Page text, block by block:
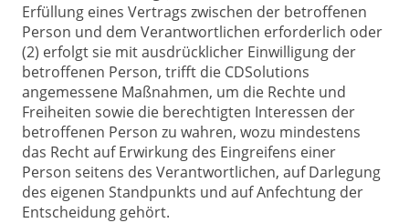
Erfüllung eines Vertrags zwischen der betroffenen
Person und dem Verantwortlichen erforderlich oder
(2) erfolgt sie mit ausdrücklicher Einwilligung der
betroffenen Person, trifft die CDSolutions
angemessene Maßnahmen, um die Rechte und
Freiheiten sowie die berechtigten Interessen der
betroffenen Person zu wahren, wozu mindestens
das Recht auf Erwirkung des Eingreifens einer
Person seitens des Verantwortlichen, auf Darlegung
des eigenen Standpunkts und auf Anfechtung der
Entscheidung gehört.